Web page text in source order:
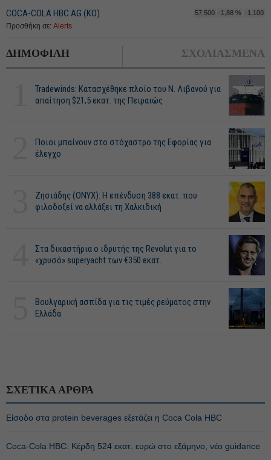
COCA-COLA HBC AG (ΚΟ) 57,500 -1,88 % -1,100
Προσθήκη σε: Alerts
ΔΗΜΟΦΙΛΗ ΣΧΟΛΙΑΣΜΕΝΑ
Tradewinds: Κατασχέθηκε πλοίο του Ν. Λιβανού για
απαίτηση $21,5 εκατ. της Πειραιώς
Ποιοι μπαίνουν στο στόχαστρο της Εφορίας για
έλεγχο
Ζησιάδης (ONYX): Η επένδυση 388 εκατ. που
φιλοδοξεί να αλλάξει τη Χαλκιδική
Στα δικαστήρια ο ιδρυτής της Revolut για το
«χρυσό» superyacht των €350 εκατ.
Βουλγαρική ασπίδα για τις τιμές ρεύματος στην
Ελλάδα
ΣΧΕΤΙΚΑ ΑΡΘΡΑ
Είσοδο στα protein beverages εξετάζει η Coca Cola HBC
Coca-Cola HBC: Κέρδη 524 εκατ. ευρώ στο εξάμηνο, νέο guidance